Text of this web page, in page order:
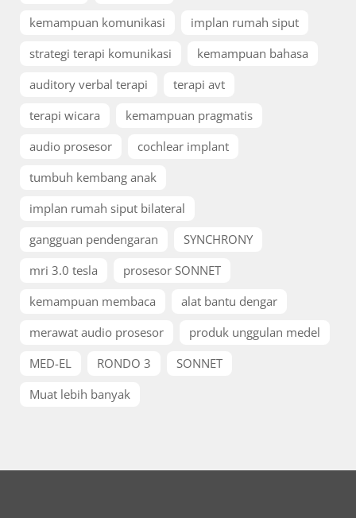
kemampuan komunikasi
implan rumah siput
strategi terapi komunikasi
kemampuan bahasa
auditory verbal terapi
terapi avt
terapi wicara
kemampuan pragmatis
audio prosesor
cochlear implant
tumbuh kembang anak
implan rumah siput bilateral
gangguan pendengaran
SYNCHRONY
mri 3.0 tesla
prosesor SONNET
kemampuan membaca
alat bantu dengar
merawat audio prosesor
produk unggulan medel
MED-EL
RONDO 3
SONNET
Muat lebih banyak